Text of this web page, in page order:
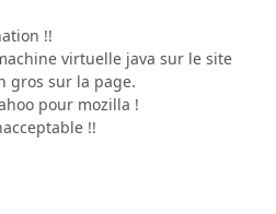
!!
virtuelle java sur le site
gros sur la page.
pour mozilla !
!!